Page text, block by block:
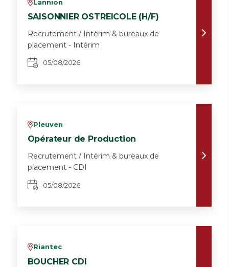
vLannion
SAISONNIER OSTREICOLE (H/F)
Recrutement / Intérim & bureaux de
placement - Intérim
05/08/2026
vPleuven
Opérateur de Production
Recrutement / Intérim & bureaux de
placement - CDI
05/08/2026
vRiantec
BOUCHER CDI